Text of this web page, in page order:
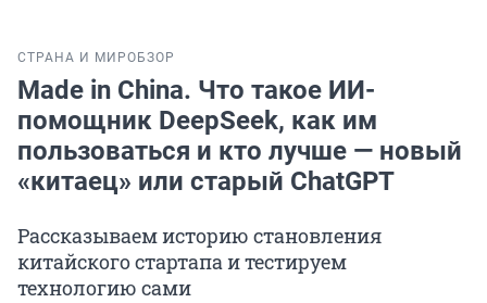
СТРАНА И МИРОБЗОР
Made in China. Что такое ИИ-
помощник DeepSeek, как им
пользоваться и кто лучше — новый
«китаец» или старый ChatGPT
Рассказываем историю становления
китайского стартапа и тестируем
технологию сами